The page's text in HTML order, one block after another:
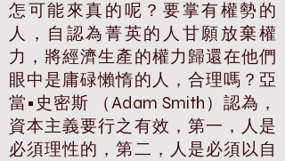
怎可能來真的呢？要掌有權勢的
人，自認為菁英的人甘願放棄權
力，將經濟生產的權力歸還在他們
眼中是庸碌懶惰的人，合理嗎？亞
當•史密斯 （Adam Smith）認為，
資本主義要行之有效，第一，人是
必須理性的，第二，人是必須以自